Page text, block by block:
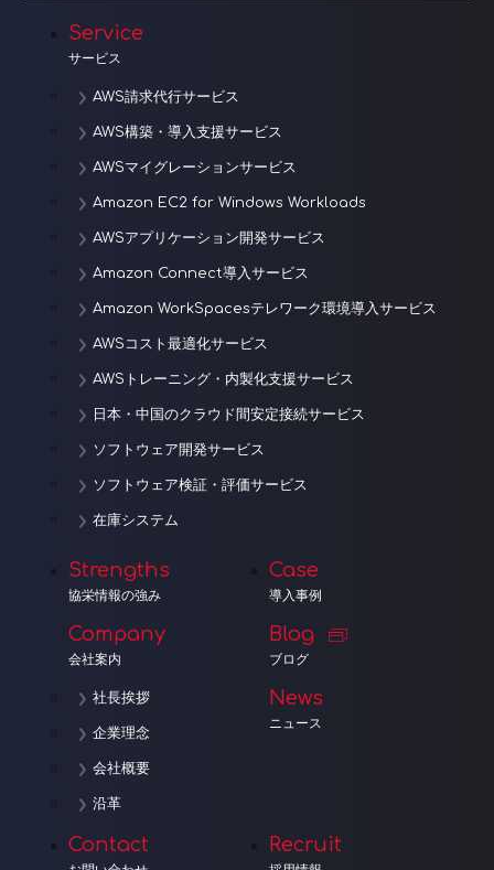
Service
サービス
AWS請求代行サービス
AWS構築・導入支援サービス
AWSマイグレーションサービス
Amazon EC2 for Windows Workloads
AWSアプリケーション開発サービス
Amazon Connect導入サービス
Amazon WorkSpacesテレワーク環境導入サービス
AWSコスト最適化サービス
AWSトレーニング・内製化支援サービス
日本・中国のクラウド間安定接続サービス
ソフトウェア開発サービス
ソフトウェア検証・評価サービス
在庫システム
Strengths
協栄情報の強み
Company
会社案内
社長挨拶
企業理念
会社概要
沿革
Case
導入事例
Blog
ブログ
News
ニュース
Contact Recruit